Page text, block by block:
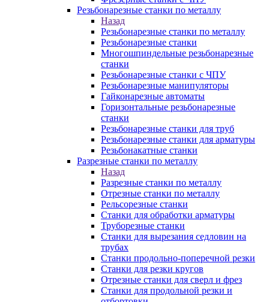
Резьбонарезные станки по металлу
Назад
Резьбонарезные станки по металлу
Резьбонарезные станки
Многошпиндельные резьбонарезные
станки
Резьбонарезные станки с ЧПУ
Резьбонарезные манипуляторы
Гайконарезные автоматы
Горизонтальные резьбонарезные
станки
Резьбонарезные станки для труб
Резьбонарезные станки для арматуры
Резьбонакатные станки
Разрезные станки по металлу
Назад
Разрезные станки по металлу
Отрезные станки по металлу
Рельсорезные станки
Станки для обработки арматуры
Труборезные станки
Станки для вырезания седловин на
трубаx
Станки продольно-поперечной резки
Станки для резки кругов
Отрезные станки для сверл и фрез
Станки для продольной резки и